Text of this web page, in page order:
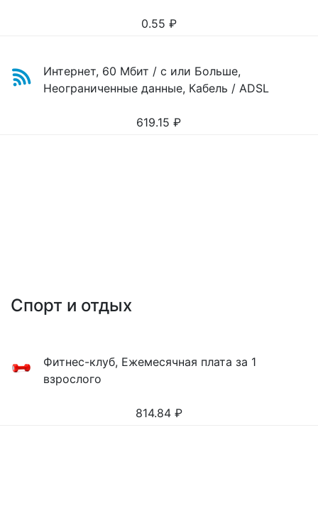
0.55 ₽
Интернет, 60 Мбит / с или Больше,
Неограниченные данные, Кабель / ADSL
619.15 ₽
Спорт и отдых
Фитнес-клуб, Ежемесячная плата за 1
взрослого
814.84 ₽